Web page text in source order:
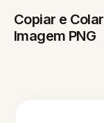
Copiar e
Imagem PNG